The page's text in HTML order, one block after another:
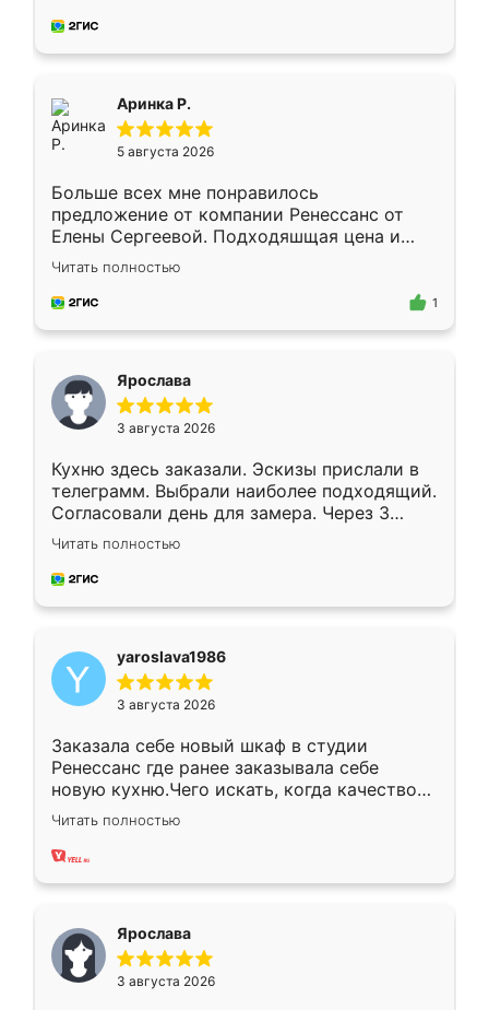
за день, ребята работали аккуратно, даже
Аринка Р.
5 августа 2026
Больше всех мне понравилось
предложение от компании Ренессанс от
Елены Сергеевой. Подходяшщая цена и
короткие сроки изготовления. Приехавший
для замера сотрудник Владислав
предложил по моему эскизу самый
Читать полностью
1
Ярослава
3 августа 2026
Кухню здесь заказали. Эскизы прислали в
телеграмм. Выбрали наиболее подходящий.
Согласовали день для замера. Через 3
недели кухня была уже готова. Остались
довольны работой. Спасибо Ренессанс
мебель за качественную работу!
Читать полностью
yaroslava1986
3 августа 2026
Заказала себе новый шкаф в студии
Ренессанс где ранее заказывала себе
новую кухню.Чего искать, когда качеством
вполне довольна. Служит кухня уже почти
два года, нареканий нет.
Читать полностью
Ярослава
3 августа 2026